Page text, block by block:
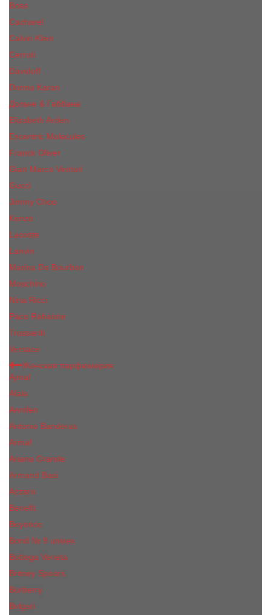
Boss
Cacharel
Calvin Klein
Cerruti
Davidoff
Donna Karan
Дольче & Габбана
Elizabeth Arden
Escentric Molecules
Franck Oliver
Gian Marco Venturi
Gucci
Jimmy Choo
Kenzo
Lacoste
Lanvin
Marina De Bourbon
Moschino
Nina Ricci
Paco Rabanne
Trussardi
Versace
Женская парфюмерия
Ajmal
Alaia
Annifen
Antonio Banderas
Armaf
Ariana Grande
Armand Basi
Azzaro
Benefit
Beyonce
Bond № 9 unisex
Bottega Veneta
Britney Spears
Burberry
Bvlgari